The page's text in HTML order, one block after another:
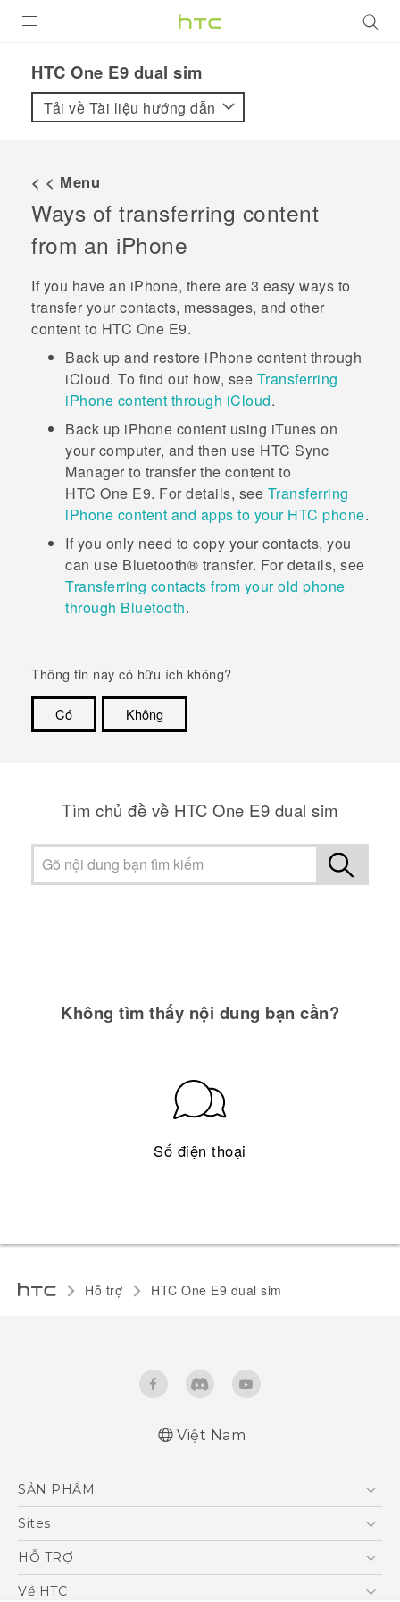
VIVE
VIVERSE
ỨNG DỤNG
HỖ TRỢ
HTC One E9 dual sim‎
Tải về Tài liệu hướng dẫn
< < Menu
Ways of transferring content
from an iPhone
If you have an iPhone, there are 3 easy ways to
transfer your contacts, messages, and other
content to HTC One E9‍‍.
Back up and restore iPhone content through
iCloud. To find out how, see Transferring
iPhone content through iCloud.
Back up iPhone content using iTunes on
your computer, and then use HTC Sync
Manager to transfer the content to
HTC One E9‍‍. For details, see Transferring
iPhone content and apps to your HTC phone.
If you only need to copy your contacts, you
can use Bluetooth® transfer. For details, see
Transferring contacts from your old phone
through Bluetooth.
Thông tin này có hữu ích không?
Có
Không
Tìm chủ đề về HTC One E9 dual sim
Không tìm thấy nội dung bạn cần?
Số điện thoại
Hỗ trợ HTC One E9 dual sim‎
Việt Nam
SẢN PHẨM
5G
Điện Thoại Thông Minh
VIVE
Sites
HTC Dev
HỖ TRỢ
Trung tâm hỗ trợ
Về HTC